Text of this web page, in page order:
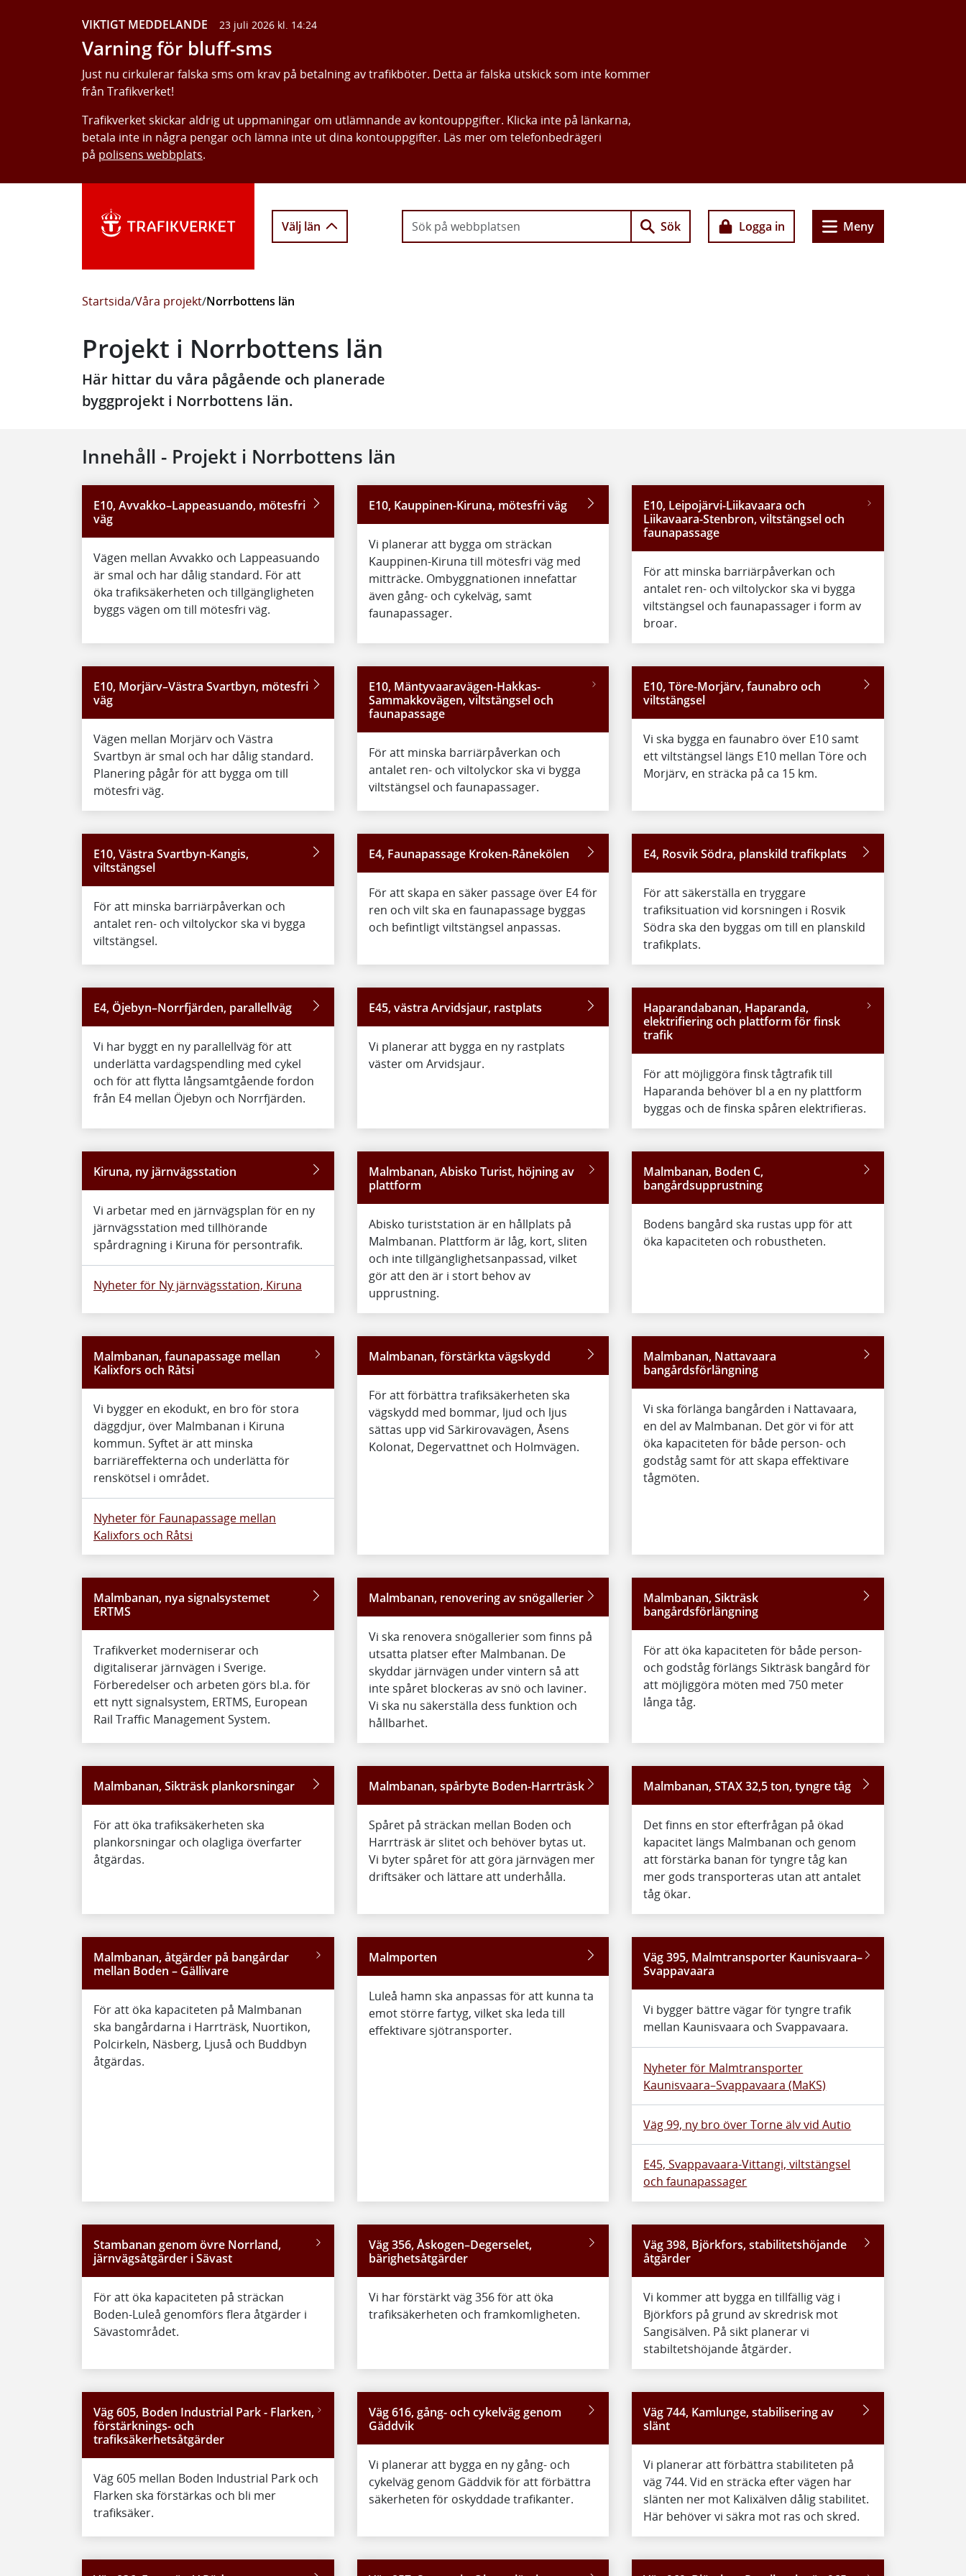
VIKTIGT MEDDELANDE 23 juli 2026 kl. 14:24
Varning för bluff-sms
Just nu cirkulerar falska sms om krav på betalning av trafikböter. Detta är falska utskick som inte kommer
från Trafikverket!
Trafikverket skickar aldrig ut uppmaningar om utlämnande av kontouppgifter. Klicka inte på länkarna,
betala inte in några pengar och lämna inte ut dina kontouppgifter. Läs mer om telefonbedrägeri
på polisens webbplats.
Välj län Sök Logga in Meny
Startsida/Våra projekt/Norrbottens län
Projekt i Norrbottens län
Här hittar du våra pågående och planerade
byggprojekt i Norrbottens län.
Innehåll - Projekt i Norrbottens län
E10, Avvakko–Lappeasuando, mötesfri
väg
Vägen mellan Avvakko och Lappeasuando
är smal och har dålig standard. För att
öka trafiksäkerheten och tillgängligheten
byggs vägen om till mötesfri väg.
E10, Kauppinen-Kiruna, mötesfri väg
Vi planerar att bygga om sträckan
Kauppinen-Kiruna till mötesfri väg med
mitträcke. Ombyggnationen innefattar
även gång- och cykelväg, samt
faunapassager.
E10, Leipojärvi-Liikavaara och
Liikavaara-Stenbron, viltstängsel och
faunapassage
För att minska barriärpåverkan och
antalet ren- och viltolyckor ska vi bygga
viltstängsel och faunapassager i form av
broar.
E10, Morjärv–Västra Svartbyn, mötesfri
väg
Vägen mellan Morjärv och Västra
Svartbyn är smal och har dålig standard.
Planering pågår för att bygga om till
mötesfri väg.
E10, Mäntyvaaravägen-Hakkas-
Sammakkovägen, viltstängsel och
faunapassage
För att minska barriärpåverkan och
antalet ren- och viltolyckor ska vi bygga
viltstängsel och faunapassager.
E10, Töre-Morjärv, faunabro och
viltstängsel
Vi ska bygga en faunabro över E10 samt
ett viltstängsel längs E10 mellan Töre och
Morjärv, en sträcka på ca 15 km.
E10, Västra Svartbyn-Kangis,
viltstängsel
För att minska barriärpåverkan och
antalet ren- och viltolyckor ska vi bygga
viltstängsel.
E4, Faunapassage Kroken-Rånekölen
För att skapa en säker passage över E4 för
ren och vilt ska en faunapassage byggas
och befintligt viltstängsel anpassas.
E4, Rosvik Södra, planskild trafikplats
För att säkerställa en tryggare
trafiksituation vid korsningen i Rosvik
Södra ska den byggas om till en planskild
trafikplats.
E4, Öjebyn–Norrfjärden, parallellväg
Vi har byggt en ny parallellväg för att
underlätta vardagspendling med cykel
och för att flytta långsamtgående fordon
från E4 mellan Öjebyn och Norrfjärden.
E45, västra Arvidsjaur, rastplats
Vi planerar att bygga en ny rastplats
väster om Arvidsjaur.
Haparandabanan, Haparanda,
elektrifiering och plattform för finsk
trafik
För att möjliggöra finsk tågtrafik till
Haparanda behöver bl a en ny plattform
byggas och de finska spåren elektrifieras.
Kiruna, ny järnvägsstation
Vi arbetar med en järnvägsplan för en ny
järnvägsstation med tillhörande
spårdragning i Kiruna för persontrafik.
Nyheter för Ny järnvägsstation, Kiruna
Malmbanan, Abisko Turist, höjning av
plattform
Abisko turiststation är en hållplats på
Malmbanan. Plattform är låg, kort, sliten
och inte tillgänglighetsanpassad, vilket
gör att den är i stort behov av
upprustning.
Malmbanan, Boden C,
bangårdsupprustning
Bodens bangård ska rustas upp för att
öka kapaciteten och robustheten.
Malmbanan, faunapassage mellan
Kalixfors och Råtsi
Vi bygger en ekodukt, en bro för stora
däggdjur, över Malmbanan i Kiruna
kommun. Syftet är att minska
barriäreffekterna och underlätta för
renskötsel i området.
Nyheter för Faunapassage mellan
Kalixfors och Råtsi
Malmbanan, förstärkta vägskydd
För att förbättra trafiksäkerheten ska
vägskydd med bommar, ljud och ljus
sättas upp vid Särkirovavägen, Åsens
Kolonat, Degervattnet och Holmvägen.
Malmbanan, Nattavaara
bangårdsförlängning
Vi ska förlänga bangården i Nattavaara,
en del av Malmbanan. Det gör vi för att
öka kapaciteten för både person- och
godståg samt för att skapa effektivare
tågmöten.
Malmbanan, nya signalsystemet
ERTMS
Trafikverket moderniserar och
digitaliserar järnvägen i Sverige.
Förberedelser och arbeten görs bl.a. för
ett nytt signalsystem, ERTMS, European
Rail Traffic Management System.
Malmbanan, renovering av snögallerier
Vi ska renovera snögallerier som finns på
utsatta platser efter Malmbanan. De
skyddar järnvägen under vintern så att
inte spåret blockeras av snö och laviner.
Vi ska nu säkerställa dess funktion och
hållbarhet.
Malmbanan, Sikträsk
bangårdsförlängning
För att öka kapaciteten för både person-
och godståg förlängs Sikträsk bangård för
att möjliggöra möten med 750 meter
långa tåg.
Malmbanan, Sikträsk plankorsningar
För att öka trafiksäkerheten ska
plankorsningar och olagliga överfarter
åtgärdas.
Malmbanan, spårbyte Boden-Harrträsk
Spåret på sträckan mellan Boden och
Harrträsk är slitet och behöver bytas ut.
Vi byter spåret för att göra järnvägen mer
driftsäker och lättare att underhålla.
Malmbanan, STAX 32,5 ton, tyngre tåg
Det finns en stor efterfrågan på ökad
kapacitet längs Malmbanan och genom
att förstärka banan för tyngre tåg kan
mer gods transporteras utan att antalet
tåg ökar.
Malmbanan, åtgärder på bangårdar
mellan Boden – Gällivare
För att öka kapaciteten på Malmbanan
ska bangårdarna i Harrträsk, Nuortikon,
Polcirkeln, Näsberg, Ljuså och Buddbyn
åtgärdas.
Malmporten
Luleå hamn ska anpassas för att kunna ta
emot större fartyg, vilket ska leda till
effektivare sjötransporter.
Väg 395, Malmtransporter Kaunisvaara–
Svappavaara
Vi bygger bättre vägar för tyngre trafik
mellan Kaunisvaara och Svappavaara.
Nyheter för Malmtransporter
Kaunisvaara–Svappavaara (MaKS)
Väg 99, ny bro över Torne älv vid Autio
E45, Svappavaara-Vittangi, viltstängsel
och faunapassager
Stambanan genom övre Norrland,
järnvägsåtgärder i Sävast
För att öka kapaciteten på sträckan
Boden-Luleå genomförs flera åtgärder i
Sävastområdet.
Väg 356, Åskogen–Degerselet,
bärighetsåtgärder
Vi har förstärkt väg 356 för att öka
trafiksäkerheten och framkomligheten.
Väg 398, Björkfors, stabilitetshöjande
åtgärder
Vi kommer att bygga en tillfällig väg i
Björkfors på grund av skredrisk mot
Sangisälven. På sikt planerar vi
stabiltetshöjande åtgärder.
Väg 605, Boden Industrial Park - Flarken,
förstärknings- och
trafiksäkerhetsåtgärder
Väg 605 mellan Boden Industrial Park och
Flarken ska förstärkas och bli mer
trafiksäker.
Väg 616, gång- och cykelväg genom
Gäddvik
Vi planerar att bygga en ny gång- och
cykelväg genom Gäddvik för att förbättra
säkerheten för oskyddade trafikanter.
Väg 744, Kamlunge, stabilisering av
slänt
Vi planerar att förbättra stabiliteten på
väg 744. Vid en sträcka efter vägen har
slänten ner mot Kalixälven dålig stabilitet.
Här behöver vi säkra mot ras och skred.